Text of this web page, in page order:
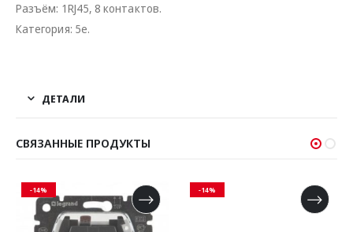
Разъём: 1RJ45, 8 контактов.
Категория: 5е.
ДЕТАЛИ
СВЯЗАННЫЕ ПРОДУКТЫ
-14% -14%